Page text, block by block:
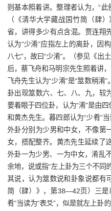
则基本照着讲。整理者认为，“此
（《清华大学藏战国竹简（肆
省，讲得多少有点含混。贾连翔
认为“少淆”应指左上的离卦，因
八七”，故曰“少淆”。（参见《出
后，蔡飞舟和马明宗先生照着讲
飞舟先生认为“少淆”是“筮数稍淆
卦出现筮数六、七、八、九，较
要着眼于四位卦，认为“淆”是由
和黄杰先生。暮四郎认为“少肴”
外卦分别为少男和中女，不像第
女，搭配整齐。黄杰先生延续了
外卦一为少男、一为中女，淆乱
余地，说或指“左上卦为三个不同
其说，认为筮数说和卦象说都有
简（肆）》，第38—42页）三是
肴”当读为“表爻”，似是就左上卦